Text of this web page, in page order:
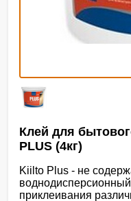
Клей для
PLUS (4кг)
Kiilto Plus - не
приклеивания